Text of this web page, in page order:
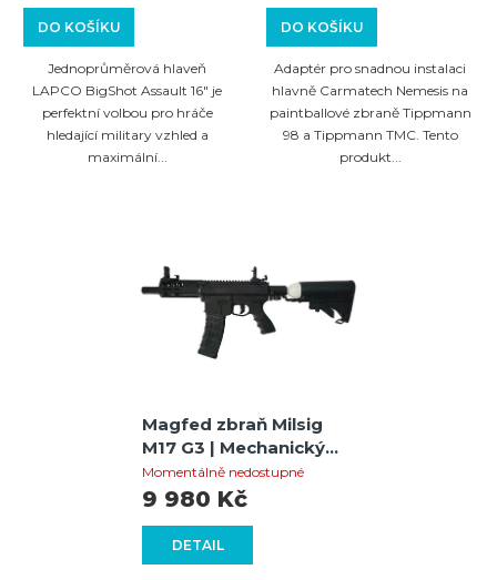
DO KOŠÍKU
Jednoprůměrová hlaveň
LAPCO BigShot Assault 16" je
perfektní volbou pro hráče
hledající military vzhled a
maximální...
DO KOŠÍKU
Adaptér pro snadnou instalaci
hlavně Carmatech Nemesis na
paintballové zbraně Tippmann
98 a Tippmann TMC. Tento
produkt...
Magfed zbraň Milsig
M17 G3 | Mechanický
Full-Auto
Momentálně nedostupné
DETAIL
9 980 Kč